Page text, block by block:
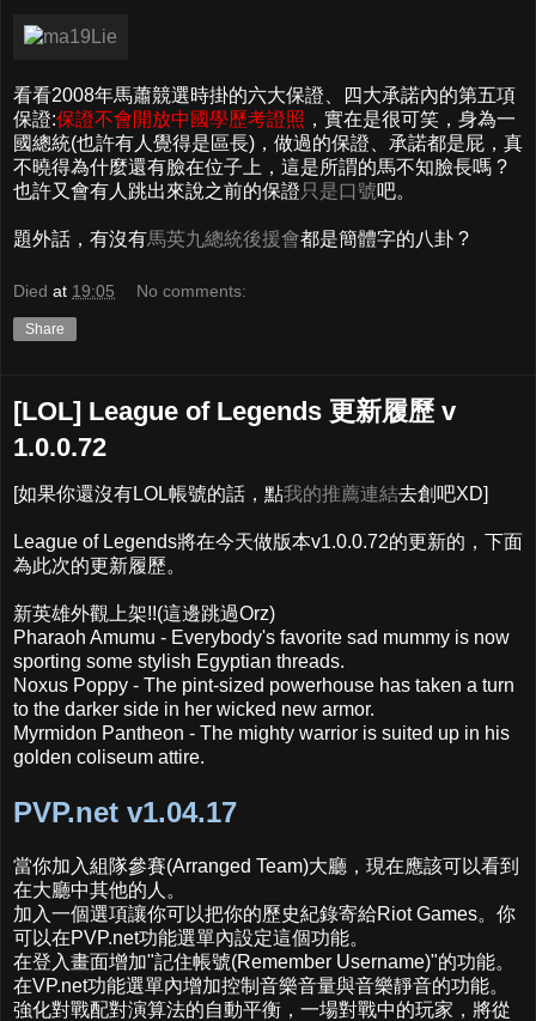
看看2008年馬蕭競選時掛的六大保證、四大承諾內的第五項
保證:保證不會開放中國學歷考證照 ，實在是很可笑，身為一
國總統(也許有人覺得是區長)，做過的保證、承諾都是屁，真
不曉得為什麼還有臉在位子上，這是所謂的馬不知臉長嗎 ?
也許又會有人跳出來說之前的保證 只是口號吧。
題外話，有沒有馬英九總統後援會都是簡體字的八卦 ?
Died at 19:05 No comments:
Share
[LOL] League of Legends 更新履歷 v
1.0.0.72
[如果你還沒有LOL帳號的話，點我的推薦連結去創吧XD]
League of Legends將在今天做版本v1.0.0.72的更新的，下面
為此次的更新履歷。
新英雄外觀上架!!(這邊跳過Orz)
Pharaoh Amumu - Everybody's favorite sad mummy is now
sporting some stylish Egyptian threads.
Noxus Poppy - The pint-sized powerhouse has taken a turn
to the darker side in her wicked new armor.
Myrmidon Pantheon - The mighty warrior is suited up in his
golden coliseum attire.
PVP.net v1.04.17
當你加入組隊參賽(Arranged Team)大廳，現在應該可以看到
在大廳中其他的人。
加入一個選項讓你可以把你的歷史紀錄寄給Riot Games。你
可以在PVP.net功能選單內設定這個功能。
在登入畫面增加"記住帳號(Remember Username)"的功能。
在VP.net功能選單內增加控制音樂音量與音樂靜音的功能。
強化對戰配對演算法的自動平衡，一場對戰中的玩家，將從